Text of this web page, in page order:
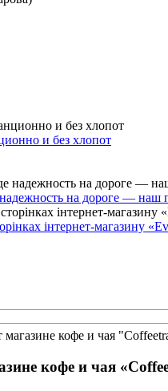
и без хлопот
на дороге — наш
інтернет-магазину
кофе и чая
кофе и чая